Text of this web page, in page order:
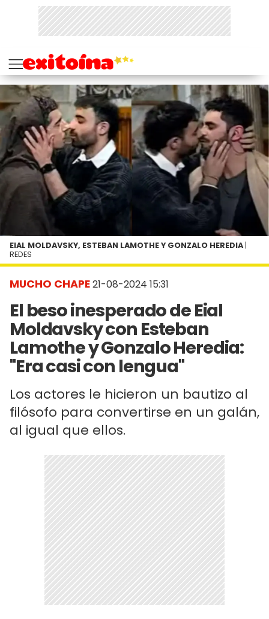
MUCHO CHAPE21-08-2024 15:31
El beso inesperado de Eial
Moldavsky con Esteban
Lamothe y Gonzalo Heredia:
"Era casi con lengua"
Los actores le hicieron un bautizo al
filósofo para convertirse en un galán,
al igual que ellos.
EIAL MOLDAVSKY, ESTEBAN LAMOTHE Y GONZALO HEREDIA |
REDES